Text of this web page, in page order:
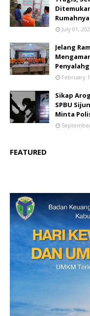
Rumahnya
July 01,
Jelang
February
Sikap
SPBU
Minta
FEATURED